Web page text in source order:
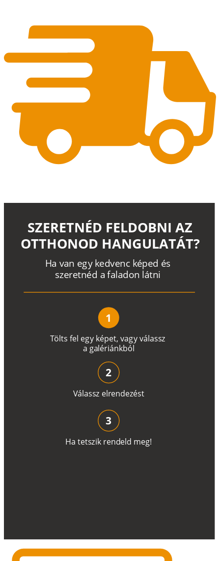
Tölts fel egy képet, vagyválassz
a galériánkból
Ha van egy kedvenc képed és
szeretnéd a faladon látni
SZERETNÉD FELDOBNI AZ
OTTHONOD HANGULATÁT?
1
Válassz elrendezést
2
Ha tetszik rendeld meg!
3